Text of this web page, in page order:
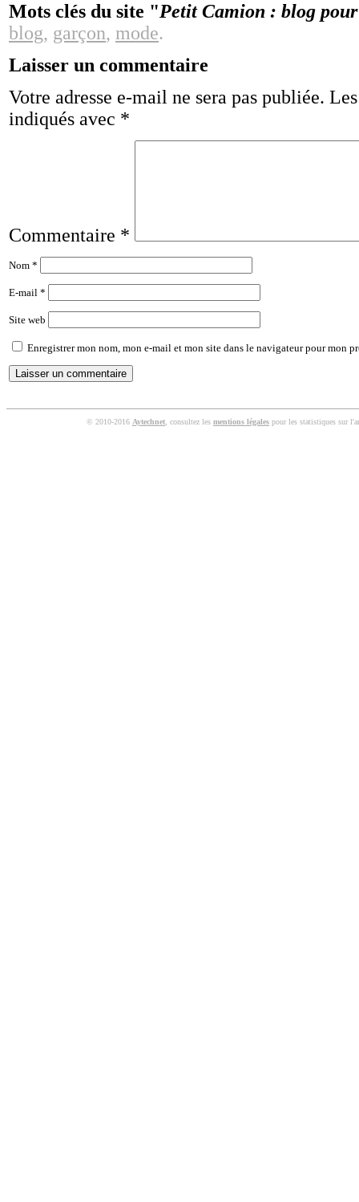
Mots clés du site "Petit Camion : blog
blog, garçon, mode.
Laisser un commentaire
Votre adresse e-mail ne sera pas publiée.
indiqués avec *
Commentaire *
Nom *
E-mail *
Site web
Enregistrer mon nom, mon e-mail et mon site dans le navigateur pour mon
© 2010-2016 Aytechnet , consultez les mentions légales pour les statistiques sur